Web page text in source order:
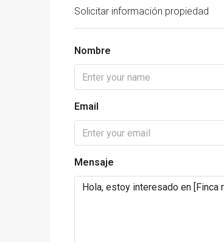
Solicitar información propiedad
Nombre
Email
Mensaje